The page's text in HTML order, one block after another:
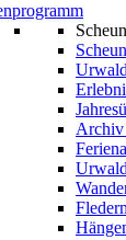
Archiv